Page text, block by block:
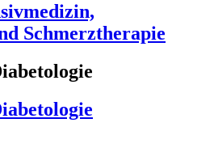
Schmerztherapie